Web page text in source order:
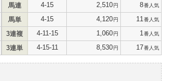
馬連 4-15 2,510円 8番人気
馬単 4-15 4,120円 11 番人気
3連複 4-11-15 1,060円 1 番人気
3連単 4-15-11 8,530円 17番人気